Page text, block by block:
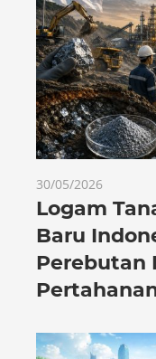
30/05/2026
Logam
Baru
Perebutan